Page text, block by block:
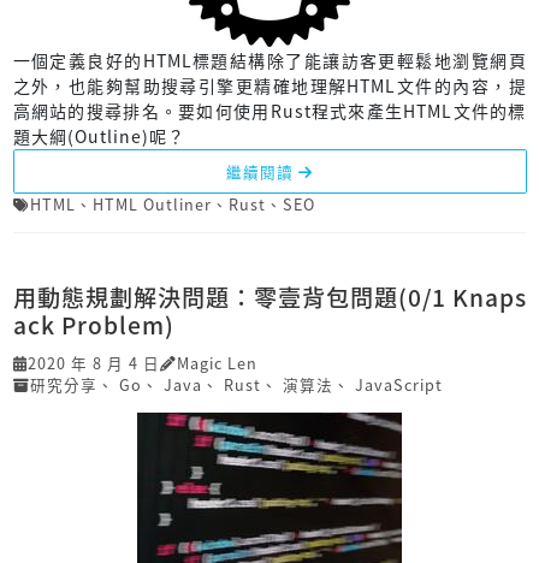
一個定義良好的HTML標題結構除了能讓訪客更輕鬆地瀏覽網頁
之外，也能夠幫助搜尋引擎更精確地理解HTML文件的內容，提
高網站的搜尋排名。要如何使用Rust程式來產生HTML文件的標
題大綱(Outline)呢？
繼續閱讀
HTML 、 HTML Outliner 、 Rust 、 SEO
用動態規劃解決問題：零壹背包問題(0/1 Knaps
ack Problem)
2020 年 8 月 4 日
Magic Len
研究分享 、 Go 、 Java 、 Rust 、 演算法 、 JavaScript